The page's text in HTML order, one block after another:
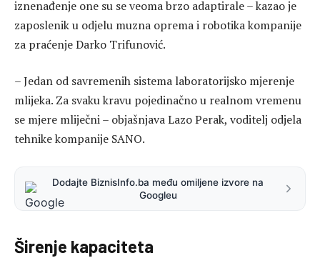
iznenađenje one su se veoma brzo adaptirale – kazao je
zaposlenik u odjelu muzna oprema i robotika kompanije
za praćenje Darko Trifunović.
– Jedan od savremenih sistema laboratorijsko mjerenje
mlijeka. Za svaku kravu pojedinačno u realnom vremenu
se mjere mliječni – objašnjava Lazo Perak, voditelj odjela
tehnike kompanije SANO.
Dodajte BiznisInfo.ba među omiljene izvore na
Googleu
Širenje kapaciteta